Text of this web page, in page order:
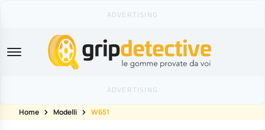
GripDetective
Home Modelli W651